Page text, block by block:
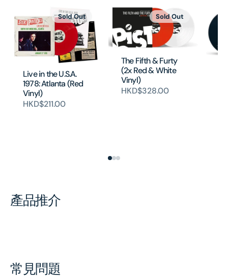
Live in the U.S.A.
1978: Atlanta (Red
Vinyl)
HKD$211.00
Sold Out
The Fifth & Furty
(2x Red & White
Vinyl)
HKD$328.00
Sold Out
產品推介
常見問題